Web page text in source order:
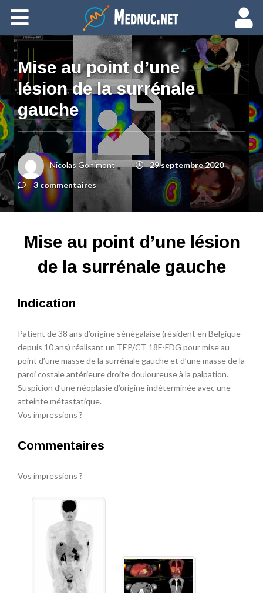
Ajouter du contenu
Mise au point d’une
lésion de la surrénale
gauche
Nicolas Gohimont
29 septembre 2020
3 commentaires
Mise au point d’une lésion
de la surrénale gauche
Indication
Patient de 38 ans d’origine sénégalaise (résident en Belgique
depuis 10 ans) réalisant un TEP/CT 18F-FDG pour mise au
point d’une masse de la surrénale gauche et d’une masse de la
paroi costale antérieure droite douloureuse à la palpation.
Suspicion d’une néoplasie d’origine indéterminée avec une
atteinte métastatique.
Vos impressions ?
Commentaires
Vos impressions ?